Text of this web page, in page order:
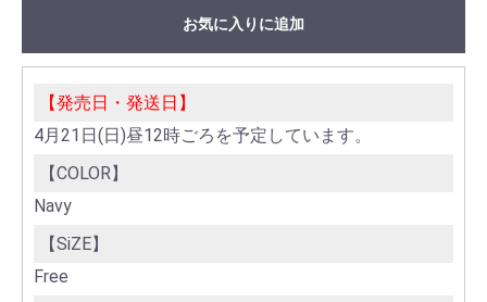
お気に入りに追加
【発売日・発送日】
4月21日(日)昼12時ごろを予定しています。
【COLOR】
Navy
【SiZE】
Free